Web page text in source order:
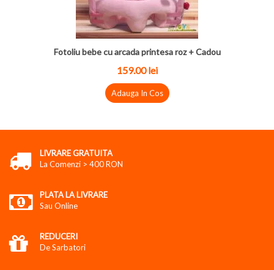
Fotoliu bebe cu arcada printesa roz + Cadou
159.00 lei
Adauga In Cos
LIVRARE GRATUITA
La Comenzi > 400 RON
PLATA LA LIVRARE
Sau Online
REDUCERI
De Sarbatori